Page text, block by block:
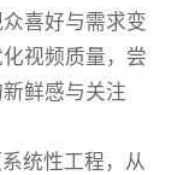
喜好与需求变
视频质量，尝
鲜感与关注
统性工程，从